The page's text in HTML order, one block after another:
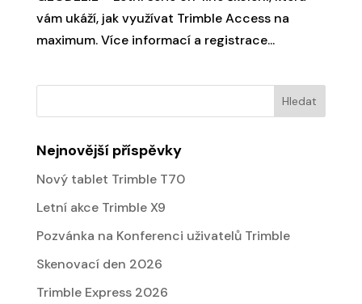
vám ukáží, jak využívat Trimble Access na
maximum. Více informací a registrace...
Nejnovější příspěvky
Nový tablet Trimble T70
Letní akce Trimble X9
Pozvánka na Konferenci uživatelů Trimble
Skenovací den 2026
Trimble Express 2026